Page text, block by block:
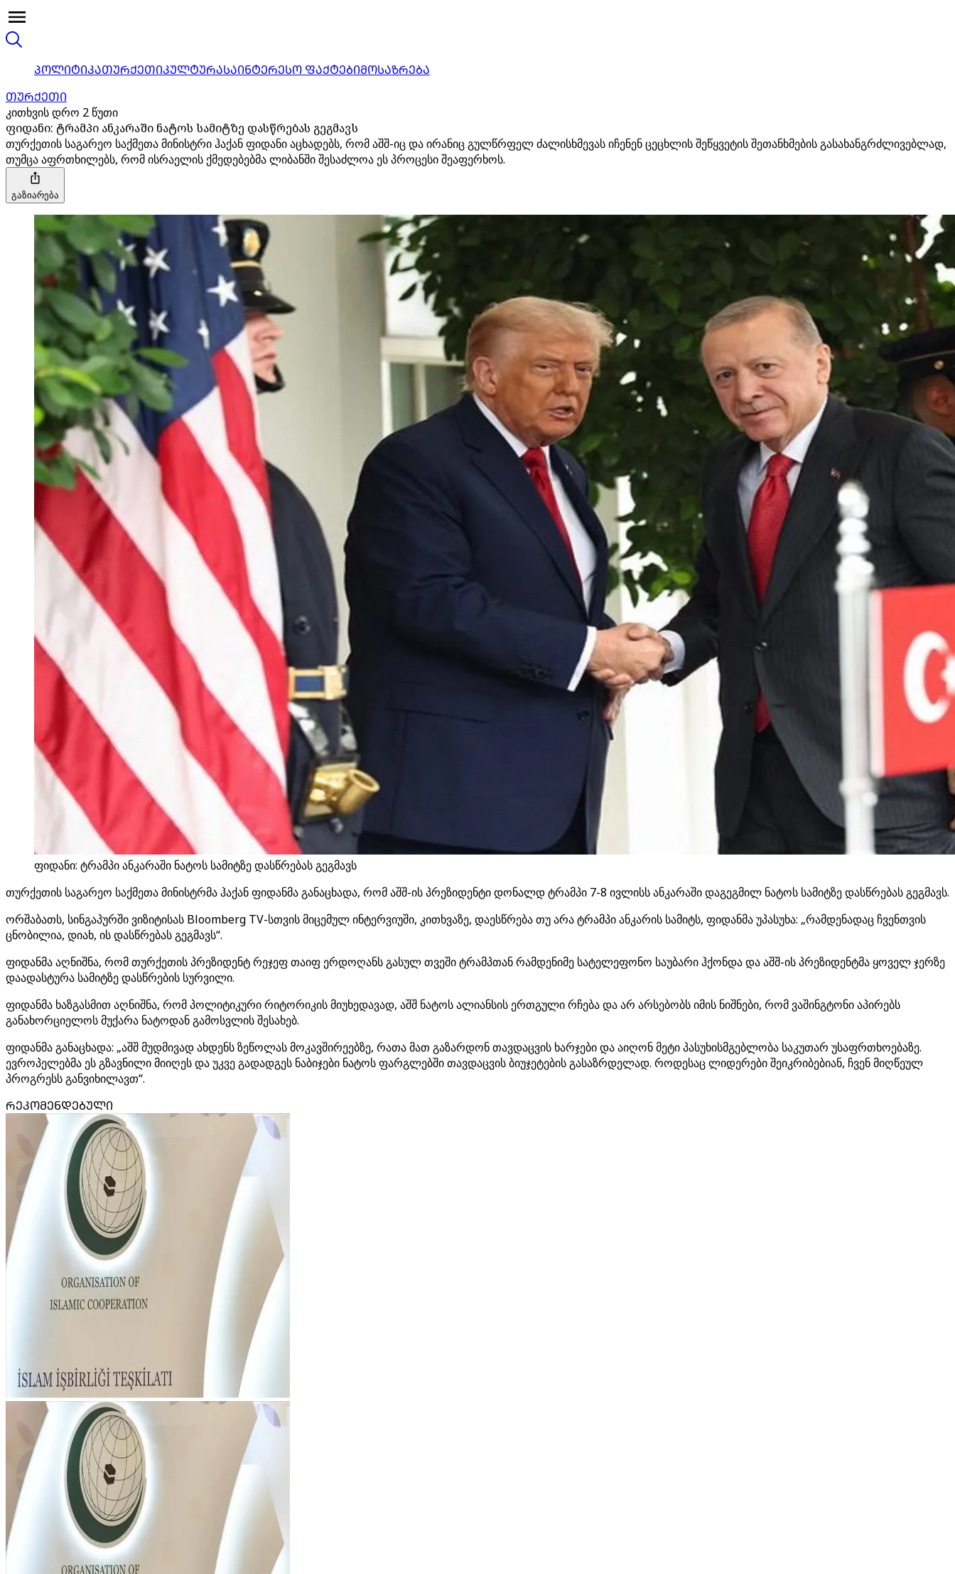
ᲞᲝᲚᲘᲢᲘᲙᲐᲗᲣᲠᲥᲔᲗᲘᲙᲣᲚᲢᲣᲠᲐᲡᲐᲘᲜᲢᲔᲠᲔᲡᲝ ᲤᲐᲥᲢᲔᲑᲘᲛᲝᲡᲐᲖᲠᲔᲑᲐ
ᲗᲣᲠᲥᲔᲗᲘ
კითხვის დრო 2 წუთი
ფიდანი: ტრამპი ანკარაში ნატოს სამიტზე დასწრებას გეგმავს
თურქეთის საგარეო საქმეთა მინისტრი ჰაქან ფიდანი აცხადებს, რომ აშშ-იც და ირანიც გულწრფელ ძალისხმევას იჩენენ ცეცხლის შეწყვეტის შეთანხმების გასახანგრძლივებლად,
თუმცა აფრთხილებს, რომ ისრაელის ქმედებებმა ლიბანში შესაძლოა ეს პროცესი შეაფერხოს.
გაზიარება
ფიდანი: ტრამპი ანკარაში ნატოს სამიტზე დასწრებას გეგმავს
თურქეთის საგარეო საქმეთა მინისტრმა ჰაქან ფიდანმა განაცხადა, რომ აშშ-ის პრეზიდენტი დონალდ ტრამპი 7-8 ივლისს ანკარაში დაგეგმილ ნატოს სამიტზე დასწრებას გეგმავს.
ორშაბათს, სინგაპურში ვიზიტისას Bloomberg TV-სთვის მიცემულ ინტერვიუში, კითხვაზე, დაესწრება თუ არა ტრამპი ანკარის სამიტს, ფიდანმა უპასუხა: „რამდენადაც ჩვენთვის
ცნობილია, დიახ, ის დასწრებას გეგმავს“.
ფიდანმა აღნიშნა, რომ თურქეთის პრეზიდენტ რეჯეფ თაიფ ერდოღანს გასულ თვეში ტრამპთან რამდენიმე სატელეფონო საუბარი ჰქონდა და აშშ-ის პრეზიდენტმა ყოველ ჯერზე
დაადასტურა სამიტზე დასწრების სურვილი.
ფიდანმა ხაზგასმით აღნიშნა, რომ პოლიტიკური რიტორიკის მიუხედავად, აშშ ნატოს ალიანსის ერთგული რჩება და არ არსებობს იმის ნიშნები, რომ ვაშინგტონი აპირებს
განახორციელოს მუქარა ნატოდან გამოსვლის შესახებ.
ფიდანმა განაცხადა: „აშშ მუდმივად ახდენს ზეწოლას მოკავშირეებზე, რათა მათ გაზარდონ თავდაცვის ხარჯები და აიღონ მეტი პასუხისმგებლობა საკუთარ უსაფრთხოებაზე.
ევროპელებმა ეს გზავნილი მიიღეს და უკვე გადადგეს ნაბიჯები ნატოს ფარგლებში თავდაცვის ბიუჯეტების გასაზრდელად. როდესაც ლიდერები შეიკრიბებიან, ჩვენ მიღწეულ
პროგრესს განვიხილავთ“.
ᲠᲔᲙᲝᲛᲔᲜᲓᲔᲑᲣᲚᲘ